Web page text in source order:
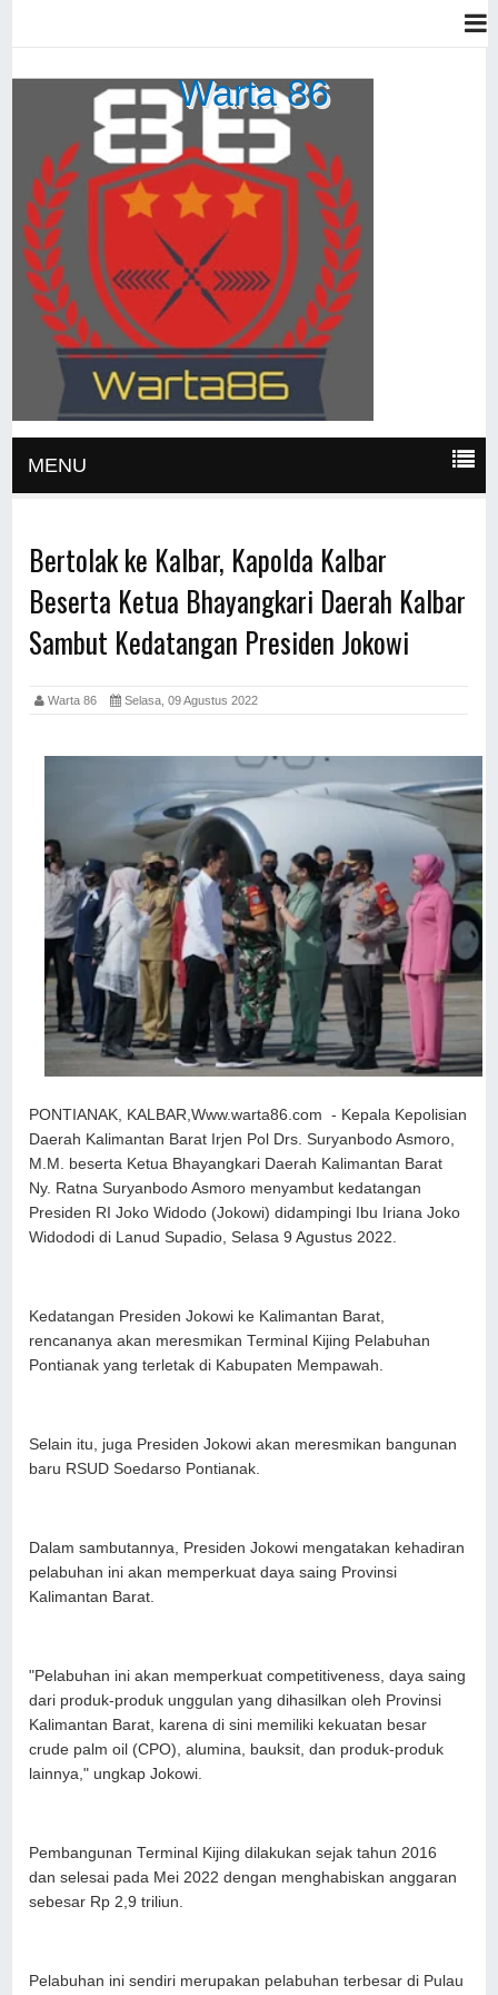
Warta 86
MENU
Bertolak ke Kalbar, Kapolda Kalbar
Beserta Ketua Bhayangkari Daerah Kalbar
Sambut Kedatangan Presiden Jokowi
Warta 86 Selasa, 09 Agustus 2022
PONTIANAK, KALBAR,Www.warta86.com - Kepala Kepolisian
Daerah Kalimantan Barat Irjen Pol Drs. Suryanbodo Asmoro,
M.M. beserta Ketua Bhayangkari Daerah Kalimantan Barat
Ny. Ratna Suryanbodo Asmoro menyambut kedatangan
Presiden RI Joko Widodo (Jokowi) didampingi Ibu Iriana Joko
Widododi di Lanud Supadio, Selasa 9 Agustus 2022.
Kedatangan Presiden Jokowi ke Kalimantan Barat,
rencananya akan meresmikan Terminal Kijing Pelabuhan
Pontianak yang terletak di Kabupaten Mempawah.
Selain itu, juga Presiden Jokowi akan meresmikan bangunan
baru RSUD Soedarso Pontianak.
Dalam sambutannya, Presiden Jokowi mengatakan kehadiran
pelabuhan ini akan memperkuat daya saing Provinsi
Kalimantan Barat.
"Pelabuhan ini akan memperkuat competitiveness, daya saing
dari produk-produk unggulan yang dihasilkan oleh Provinsi
Kalimantan Barat, karena di sini memiliki kekuatan besar
crude palm oil (CPO), alumina, bauksit, dan produk-produk
lainnya," ungkap Jokowi.
Pembangunan Terminal Kijing dilakukan sejak tahun 2016
dan selesai pada Mei 2022 dengan menghabiskan anggaran
sebesar Rp 2,9 triliun.
Pelabuhan ini sendiri merupakan pelabuhan terbesar di Pulau